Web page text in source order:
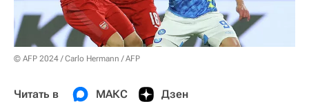
© AFP 2024 / Carlo Hermann / AFP
Читать в МАКС Дзен